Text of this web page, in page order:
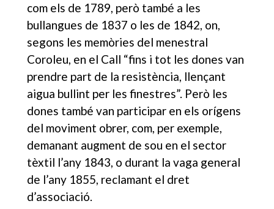
com els de 1789, però també a les
bullangues de 1837 o les de 1842, on,
segons les memòries del menestral
Coroleu, en el Call “fins i tot les dones van
prendre part de la resistència, llençant
aigua bullint per les finestres”. Però les
dones també van participar en els orígens
del moviment obrer, com, per exemple,
demanant augment de sou en el sector
tèxtil l’any 1843, o durant la vaga general
de l’any 1855, reclamant el dret
d’associació.